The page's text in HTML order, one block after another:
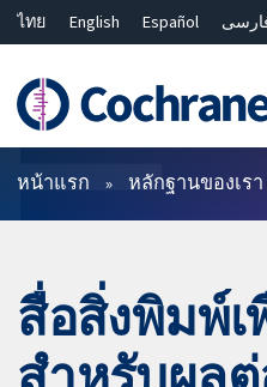
ไทย English Español
Bahasa Malaysia
繁體中文 简
ตัวกรอง
หน้าแรก หลักฐานของเรา
สื่อสิ่งพิมพ์